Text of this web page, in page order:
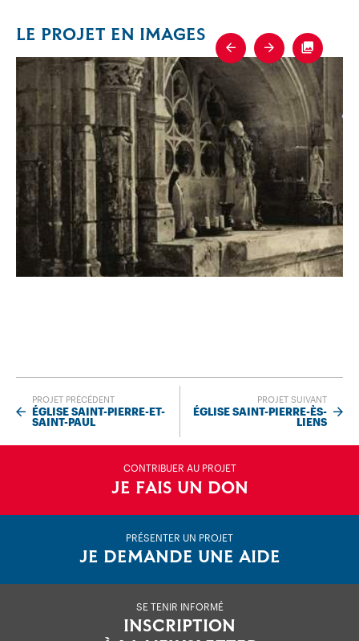
LE PROJET EN IMAGES
Previous
Next
PROJET PRÉCÉDENT
ÉGLISE SAINT-PIERRE-ET-
SAINT-PAUL
PROJET SUIVANT
ÉGLISE SAINT-PIERRE-ÈS-
LIENS
CONTRIBUER AU PROJET
JE FAIS UN DON
PRÉSENTER UN PROJET
JE DEMANDE UNE AIDE
SE TENIR INFORMÉ
INSCRIPTION